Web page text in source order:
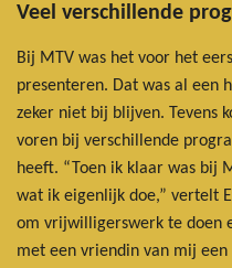
Veel verschillende
Bij MTV was het voor het
presenteren. Dat was al een
zeker niet bij blijven. Tevens
voren bij verschillende
heeft. “Toen ik klaar was bij
wat ik eigenlijk doe,” vertelt
om vrijwilligerswerk te doen
met een vriendin van mij